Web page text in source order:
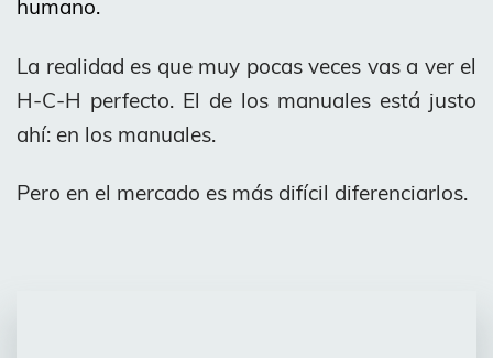
humano.
La realidad es que muy pocas veces vas a ver el
H-C-H perfecto. El de los manuales está justo
ahí: en los manuales.
Pero en el mercado es más difícil diferenciarlos.